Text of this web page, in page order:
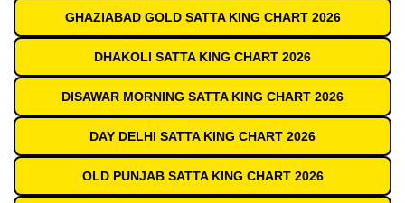
GHAZIABAD GOLD SATTA KING CHART 2026
DHAKOLI SATTA KING CHART 2026
DISAWAR MORNING SATTA KING CHART 2026
DAY DELHI SATTA KING CHART 2026
OLD PUNJAB SATTA KING CHART 2026